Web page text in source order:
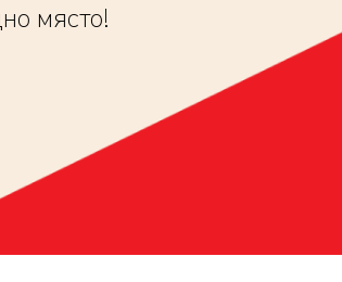
място!